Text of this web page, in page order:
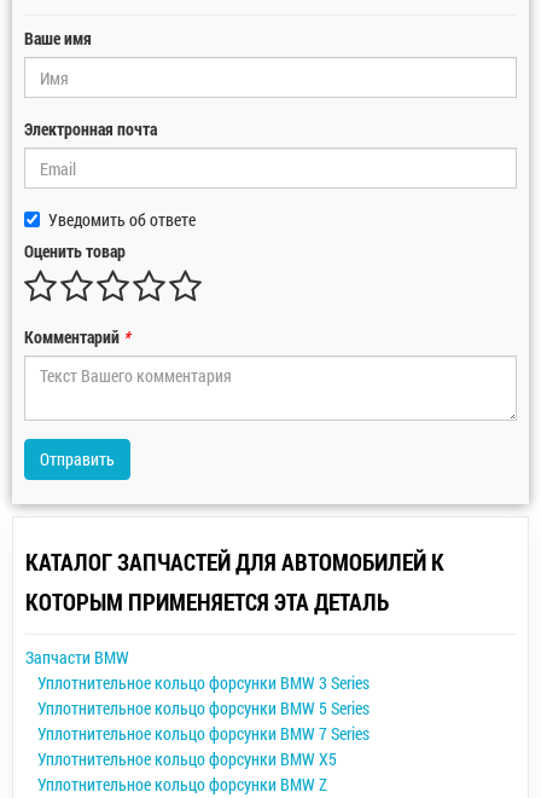
Ваше имя
Электронная почта
Уведомить об ответе
Оценить товар
Комментарий *
Отправить
КАТАЛОГ ЗАПЧАСТЕЙ ДЛЯ АВТОМОБИЛЕЙ К
КОТОРЫМ ПРИМЕНЯЕТСЯ ЭТА ДЕТАЛЬ
Запчасти BMW
Уплотнительное кольцо форсунки BMW 3 Series
Уплотнительное кольцо форсунки BMW 5 Series
Уплотнительное кольцо форсунки BMW 7 Series
Уплотнительное кольцо форсунки BMW X5
Уплотнительное кольцо форсунки BMW Z